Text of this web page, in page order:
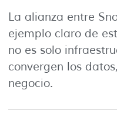
La alianza entre
ejemplo claro de
no es solo
convergen los
negocio.